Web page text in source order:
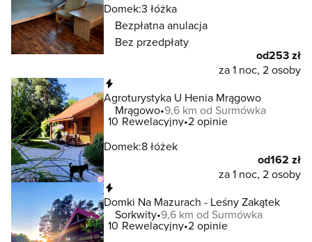
Domek:3 łóżka
Bezpłatna anulacja
Bez przedpłaty
od253 zł
za 1 noc, 2 osoby
Agroturystyka U Henia Mrągowo
Mrągowo 9,6 km od Surmówka
10 Rewelacyjny 2 opinie
Domek:8 łóżek
od162 zł
za 1 noc, 2 osoby
Domki Na Mazurach - Leśny Zakątek
Sorkwity 9,6 km od Surmówka
10 Rewelacyjny 2 opinie